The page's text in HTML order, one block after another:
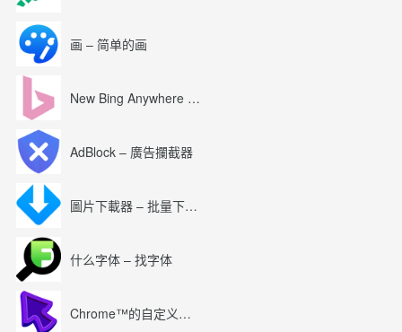
画 – 简单的画
New Bing Anywhere (Bing Chat GPT-4)
AdBlock – 廣告攔截器
圖片下載器 – 批量下載圖片
什么字体 – 找字体
Chrome™的自定义光标